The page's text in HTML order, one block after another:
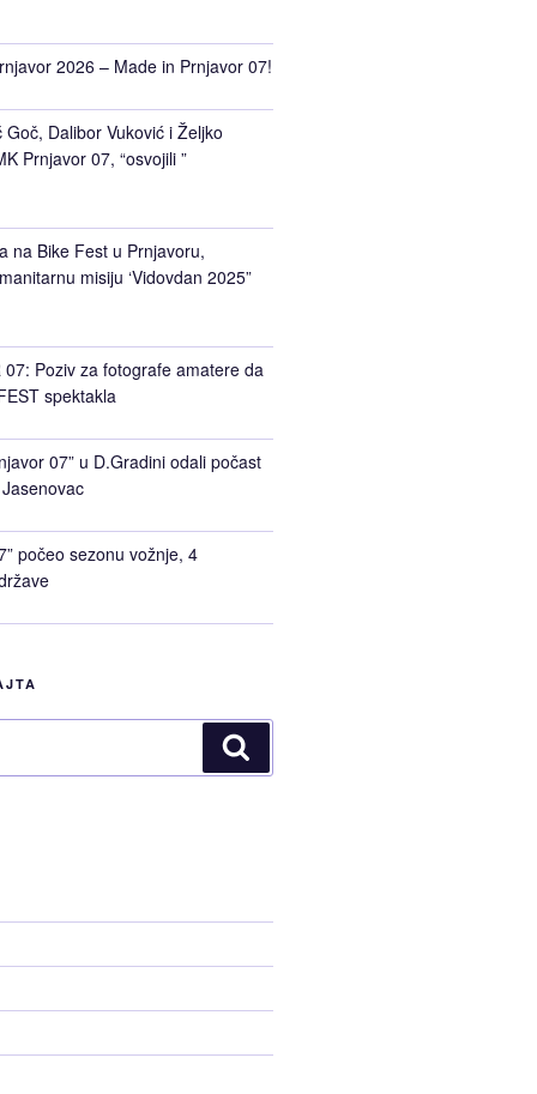
2026 – Made in Prnjavor 07!
Dalibor Vuković i Željko
Prnjavor 07, “osvojili ”
na Bike Fest u Prnjavoru,
misiju ‘Vidovdan 2025”
07: Poziv za fotografe amatere da
spektakla
07” u D.Gradini odali počast
počeo sezonu vožnje, 4